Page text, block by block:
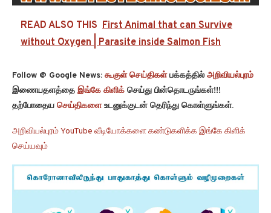
READ ALSO THIS First Animal that can Survive
without Oxygen | Parasite inside Salmon Fish
Follow @ Google News: கூகுள் செய்திகள்பக்கத்தில் அறிவியல்புரம்
இணையதளத்தை இங்கே கிளிக் செய்து பின்தொடருங்கள்!!!
தற்போதைய செய்திகளைஉடனுக்குடன் தெரிந்து கொள்ளுங்கள்.
அறிவியல்புரம் YouTube வீடியோக்களை கண்டுகளிக்க இங்கே கிளிக்
செய்யவும்